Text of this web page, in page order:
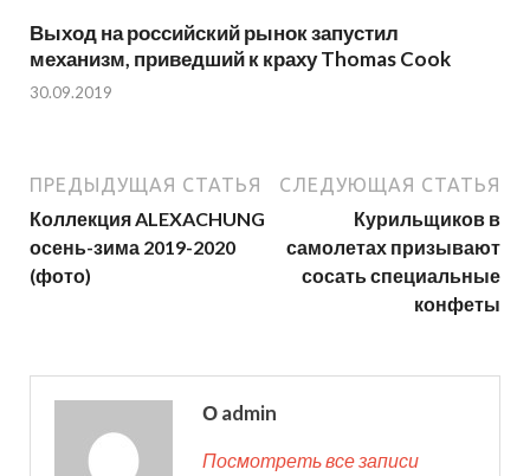
Выход на российский рынок запустил
механизм, приведший к краху Thomas Cook
30.09.2019
ПРЕДЫДУЩАЯ СТАТЬЯ
Коллекция ALEXACHUNG
осень-зима 2019-2020
(фото)
СЛЕДУЮЩАЯ СТАТЬЯ
Курильщиков в
самолетах призывают
сосать специальные
конфеты
О admin
Посмотреть все записи